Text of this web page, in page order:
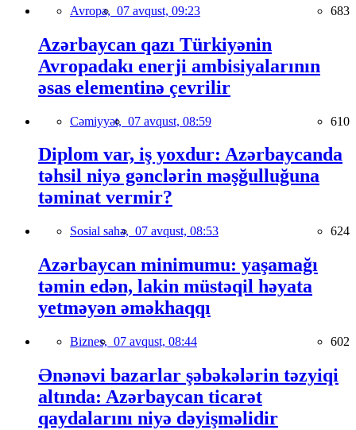
Avropa, 07 avqust, 09:23 683
Azərbaycan qazı Türkiyənin
Avropadakı enerji ambisiyalarının
əsas elementinə çevrilir
Cəmiyyət, 07 avqust, 08:59 610
Diplom var, iş yoxdur: Azərbaycanda
təhsil niyə gənclərin məşğulluğuna
təminat vermir?
Sosial sahə, 07 avqust, 08:53 624
Azərbaycan minimumu: yaşamağı
təmin edən, lakin müstəqil həyata
yetməyən əməkhaqqı
Biznes, 07 avqust, 08:44 602
Ənənəvi bazarlar şəbəkələrin təzyiqi
altında: Azərbaycan ticarət
qaydalarını niyə dəyişməlidir